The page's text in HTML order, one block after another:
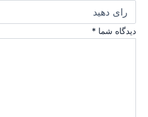
دیدگاه شما *